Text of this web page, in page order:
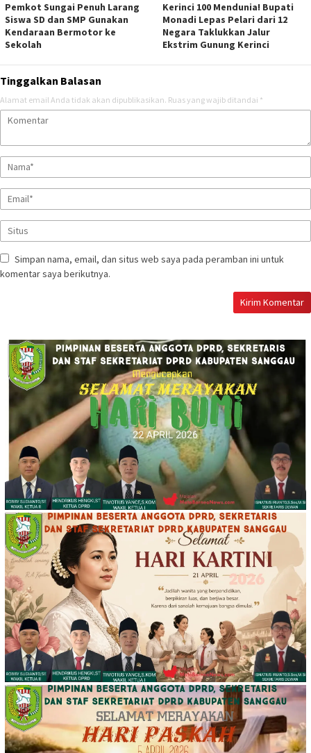
Pemkot Sungai Penuh Larang
Siswa SD dan SMP Gunakan
Kendaraan Bermotor ke
Sekolah
Kerinci 100 Mendunia! Bupati
Monadi Lepas Pelari dari 12
Negara Taklukkan Jalur
Ekstrim Gunung Kerinci
Tinggalkan Balasan
Alamat email Anda tidak akan dipublikasikan. Ruas yang wajib ditandai *
Simpan nama, email, dan situs web saya pada peramban ini untuk
komentar saya berikutnya.